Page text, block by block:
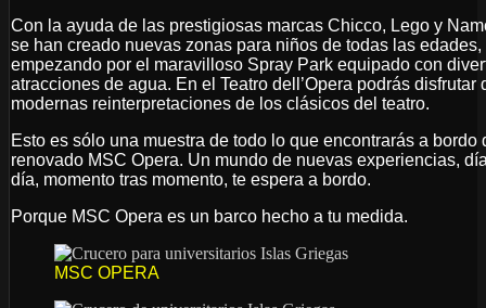
Con la ayuda de las prestigiosas marcas Chicco, Lego y
se han creado nuevas zonas para niños de todas las edades,
empezando por el maravilloso Spray Park equipado con
atracciones de agua. En el Teatro dell’Opera podrás disfrutar
modernas reinterpretaciones de los clásicos del teatro.
Esto es sólo una muestra de todo lo que encontrarás a bordo
renovado MSC Opera. Un mundo de nuevas experiencias,
día, momento tras momento, te espera a bordo.
Porque MSC Opera es un barco hecho a tu medida.
MSC OPERA